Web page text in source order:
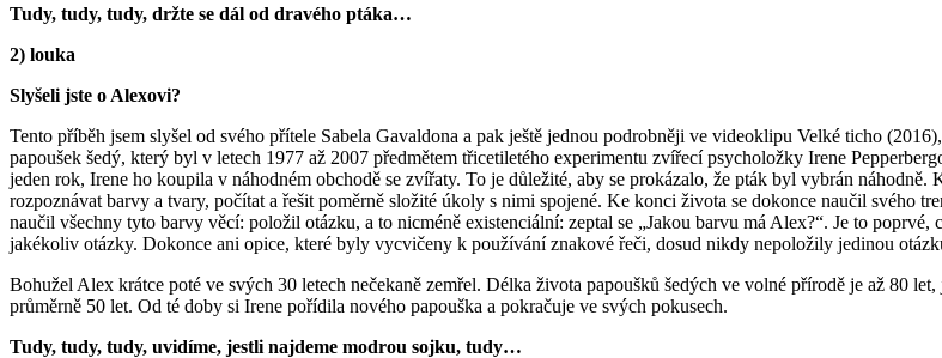
Tudy, tudy, tudy, držte se dál od dravého ptáka…
2) louka
Slyšeli jste o Alexovi?
Tento příběh jsem slyšel od svého přítele Sabela Gavaldona a pak ještě jednou podrobněji ve videoklipu Velké ticho
papoušek šedý, který byl v letech 1977 až 2007 předmětem třicetiletého experimentu zvířecí psycholožky Irene
jeden rok, Irene ho koupila v náhodném obchodě se zvířaty. To je důležité, aby se prokázalo, že pták byl vybrán
rozpoznávat barvy a tvary, počítat a řešit poměrně složité úkoly s nimi spojené. Ke konci života se dokonce naučil svého
naučil všechny tyto barvy věcí: položil otázku, a to nicméně existenciální: zeptal se „Jakou barvu má Alex?“. Je to
jakékoliv otázky. Dokonce ani opice, které byly vycvičeny k používání znakové řeči, dosud nikdy nepoložily jedinou
Bohužel Alex krátce poté ve svých 30 letech nečekaně zemřel. Délka života papoušků šedých ve volné přírodě je až 80
průměrně 50 let. Od té doby si Irene pořídila nového papouška a pokračuje ve svých pokusech.
Tudy, tudy, tudy, uvidíme, jestli najdeme modrou sojku, tudy…